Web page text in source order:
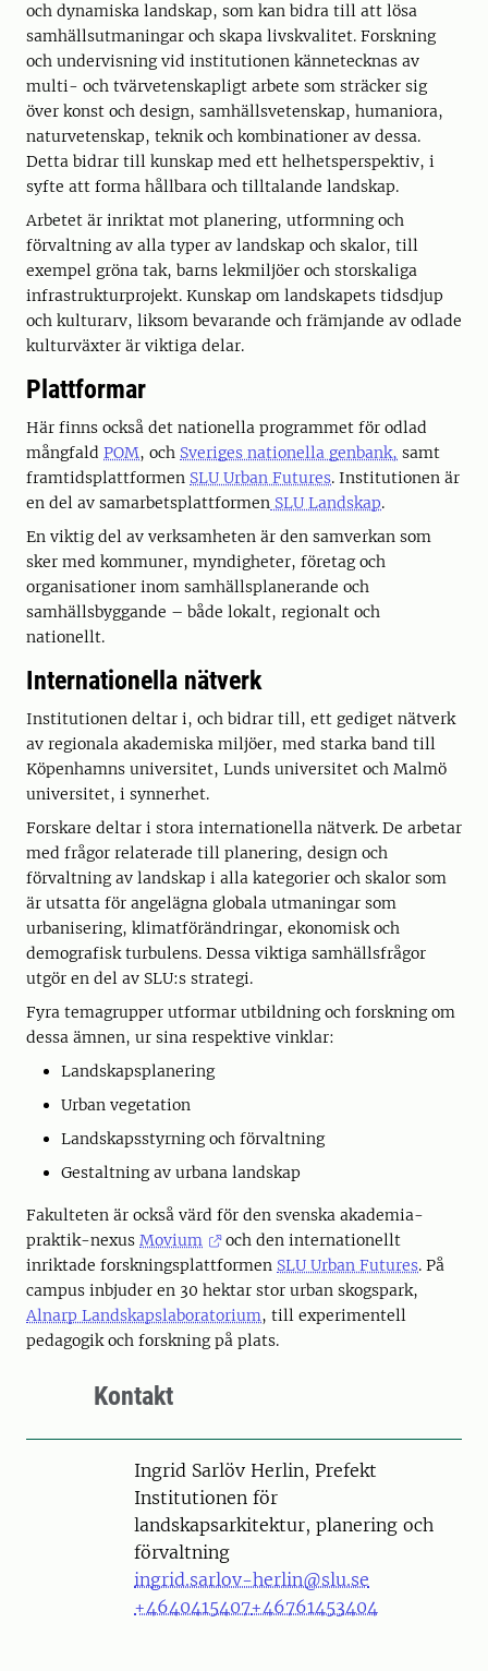
och dynamiska landskap, som kan bidra till att lösa
samhällsutmaningar och skapa livskvalitet. Forskning
och undervisning vid institutionen kännetecknas av
multi- och tvärvetenskapligt arbete som sträcker sig
över konst och design, samhällsvetenskap, humaniora,
naturvetenskap, teknik och kombinationer av dessa.
Detta bidrar till kunskap med ett helhetsperspektiv, i
syfte att forma hållbara och tilltalande landskap.
Arbetet är inriktat mot planering, utformning och
förvaltning av alla typer av landskap och skalor, till
exempel gröna tak, barns lekmiljöer och storskaliga
infrastrukturprojekt. Kunskap om landskapets tidsdjup
och kulturarv, liksom bevarande och främjande av odlade
kulturväxter är viktiga delar.
Plattformar
Här finns också det nationella programmet för odlad
mångfald POM, och Sveriges nationella genbank, samt
framtidsplattformen SLU Urban Futures. Institutionen är
en del av samarbetsplattformen SLU Landskap.
En viktig del av verksamheten är den samverkan som
sker med kommuner, myndigheter, företag och
organisationer inom samhällsplanerande och
samhällsbyggande – både lokalt, regionalt och
nationellt.
Internationella nätverk
Institutionen deltar i, och bidrar till, ett gediget nätverk
av regionala akademiska miljöer, med starka band till
Köpenhamns universitet, Lunds universitet och Malmö
universitet, i synnerhet.
Forskare deltar i stora internationella nätverk. De arbetar
med frågor relaterade till planering, design och
förvaltning av landskap i alla kategorier och skalor som
är utsatta för angelägna globala utmaningar som
urbanisering, klimatförändringar, ekonomisk och
demografisk turbulens. Dessa viktiga samhällsfrågor
utgör en del av SLU:s strategi.
Fyra temagrupper utformar utbildning och forskning om
dessa ämnen, ur sina respektive vinklar:
Landskapsplanering
Urban vegetation
Landskapsstyrning och förvaltning
Gestaltning av urbana landskap
Fakulteten är också värd för den svenska akademia-
praktik-nexus Movium
och den internationellt
inriktade forskningsplattformen SLU Urban Futures. På
campus inbjuder en 30 hektar stor urban skogspark,
Alnarp Landskapslaboratorium, till experimentell
pedagogik och forskning på plats.
Kontakt
PersonIngrid Sarlöv Herlin, Prefekt
Institutionen för
landskapsarkitektur, planering och
förvaltning
ingrid.sarlov-herlin@slu.se
+4640415407+46761453404